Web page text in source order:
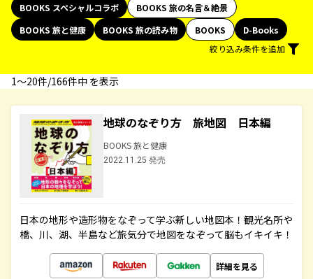
BOOKS スペシャルコラボ
BOOKS 旅の名言＆絶景
BOOKS 旅と健康
BOOKS 旅の読み物 BOOKS
D-Books
絞り込み条件を追加
1〜20件/166件中 を表示
地球のなぞり方 旅地図 日本編
BOOKS 旅と健康
2022.11.25 発売
日本の地形や造形物をなぞって学ぶ新しい地図本！観光名所や
橋、川、湖、半島など旅気分で地図をなぞって脳もイキイキ！
詳細を見る